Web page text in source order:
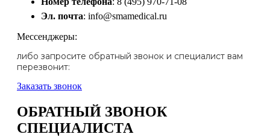
Эл. почта: info@smamedical.ru
Мессенджеры:
либо запросите обратный звонок и специалист вам
перезвонит:
Заказать звонок
ОБРАТНЫЙ ЗВОНОК
СПЕЦИАЛИСТА